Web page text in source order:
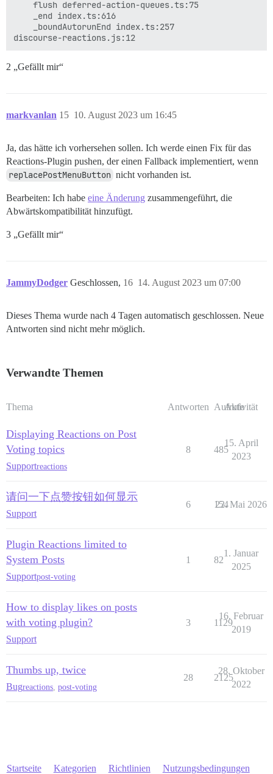
    flush deferred-action-queues.ts:75
    _end index.ts:616
    _boundAutorunEnd index.ts:257
2 „Gefällt mir“
markvanlan 10. August 2023 um 16:45
15
Ja, das hätte ich vorhersehen sollen. Ich werde einen Fix für das
Reactions-Plugin pushen, der einen Fallback implementiert, wenn
replacePostMenuButton nicht vorhanden ist.
Bearbeiten: Ich habe eine Änderung zusammengeführt, die
Abwärtskompatibilität hinzufügt.
3 „Gefällt mir“
JammyDodger Geschlossen, 14. August 2023 um 07:00
16
Dieses Thema wurde nach 4 Tagen automatisch geschlossen. Neue
Antworten sind nicht mehr möglich.
Verwandte Themen
Thema Antworten Aufrufe
Aktivität
Displaying Reactions on Post
Voting topics
Supportreactions
8 485
15. April
2023
请问一下点赞按钮如何显示
Support
6 154
22. Mai 2026
Plugin Reactions limited to
System Posts
Supportpost-voting
1 82
1. Januar
2025
How to display likes on posts
with voting plugin?
Support
3 1129
16. Februar
2019
Thumbs up, twice
Bugreactions post-voting
28 2125
28. Oktober
2022
Startseite Kategorien Richtlinien Nutzungsbedingungen